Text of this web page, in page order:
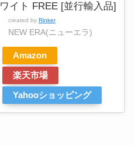
ワイト FREE [並行輸入品]
created by Rinker
NEW ERA(ニューエラ)
Amazon
楽天市場
Yahooショッピング